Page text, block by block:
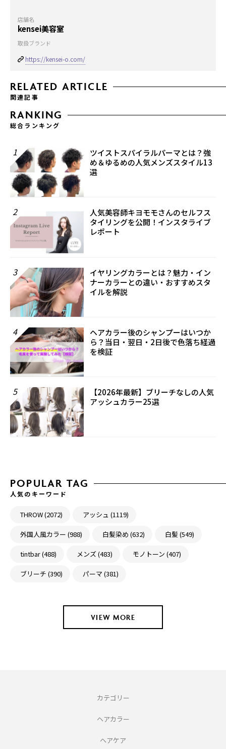
店舗名
kensei美容室
取扱ブランド
https://kensei-o.com/
RELATED ARTICLE
関連記事
RANKING
総合ランキング
1
ツイストスパイラルパーマとは？強
め＆ゆるめの人気メンズスタイル13
選
2
人気美容師キヨモモさんのセルフス
タイリングを公開！インスタライブ
レポート
3
イヤリングカラーとは？魅力・イン
ナーカラーとの違い・おすすめスタ
イルを解説
4
ヘアカラー後のシャンプーはいつか
ら？当日・翌日・2日後で色落ち経過
を検証
5
【2026年最新】ブリーチなしの人気
アッシュカラー25選
POPULAR TAG
人気のキーワード
THROW (2072) アッシュ (1119)
外国人風カラー (988) 白髪染め (632) 白髪 (549)
tintbar (488) メンズ (483) モノトーン (407)
ブリーチ (390) パーマ (381)
VIEW MORE
カテゴリー
ヘアカラー
ヘアケア